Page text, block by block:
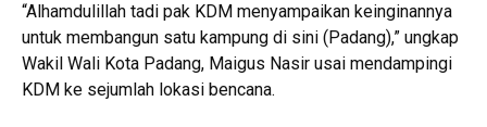
“Alhamdulillah tadi pak KDM menyampaikan keinginannya
untuk membangun satu kampung di sini (Padang),” ungkap
Wakil Wali Kota Padang, Maigus Nasir usai mendampingi
KDM ke sejumlah lokasi bencana.